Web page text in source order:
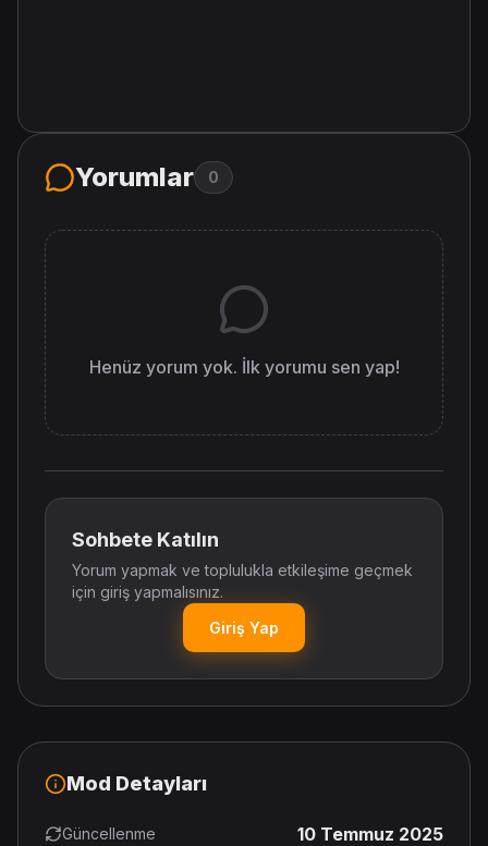
Yorumlar 0
Henüz yorum yok. İlk yorumu sen yap!
Sohbete Katılın
Yorum yapmak ve toplulukla etkileşime geçmek
için giriş yapmalısınız.
Giriş Yap
Mod Detayları
Güncellenme 10 Temmuz 2025